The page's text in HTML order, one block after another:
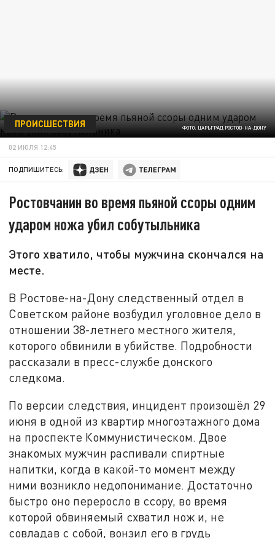
ФОТО: ЦАРЬГРАД РОСТОВ-НА-ДОНУ
ПРОИСШЕСТВИЯ
02 ИЮЛЯ 12:45
ПОДПИШИТЕСЬ:
Ростовчанин во время пьяной ссоры одним
ударом ножа убил собутыльника
Этого хватило, чтобы мужчина скончался на
месте.
В Ростове-на-Дону следственный отдел в
Советском районе возбудил уголовное дело в
отношении 38-летнего местного жителя,
которого обвинили в убийстве. Подробности
рассказали в пресс-службе донского
следкома.
По версии следствия, инцидент произошёл 29
июня в одной из квартир многоэтажного дома
на проспекте Коммунистическом. Двое
знакомых мужчин распивали спиртные
напитки, когда в какой-то момент между
ними возникло недопонимание. Достаточно
быстро оно переросло в ссору, во время
которой обвиняемый схватил нож и, не
совладав с собой, вонзил его в грудь